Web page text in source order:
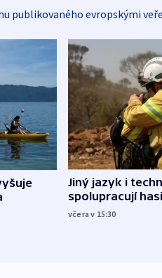
publikovaného evropskými
Jiný jazyk i
spolupracují
včera v 15:30